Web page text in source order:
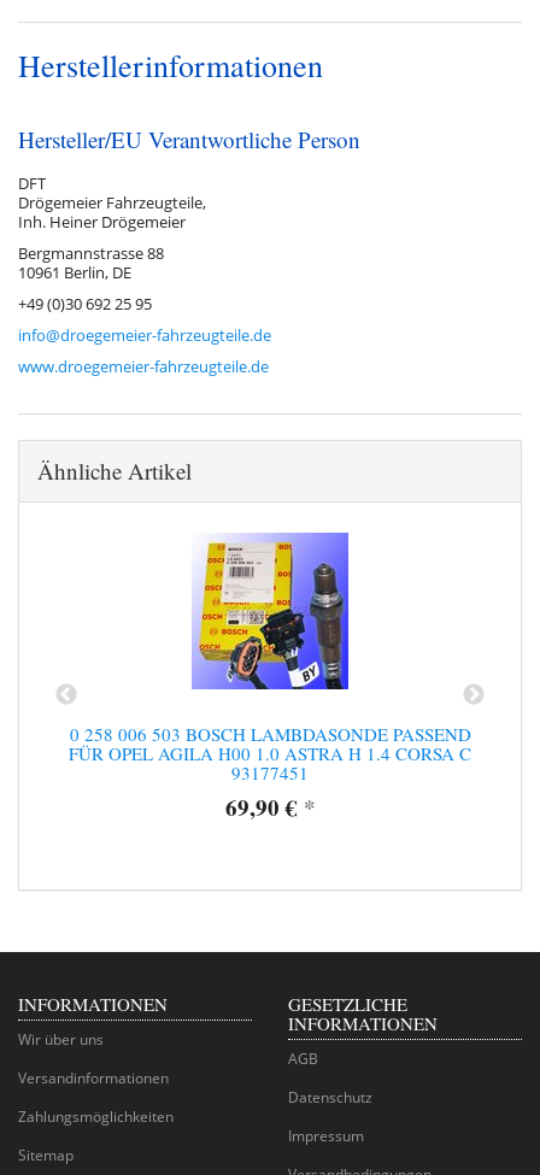
Herstellerinformationen
Hersteller/EU Verantwortliche Person
DFT
Drögemeier Fahrzeugteile,
Inh. Heiner Drögemeier
Bergmannstrasse 88
10961 Berlin, DE
+49 (0)30 692 25 95
info@droegemeier-fahrzeugteile.de
www.droegemeier-fahrzeugteile.de
Ähnliche Artikel
0 258 006 503 BOSCH LAMBDASONDE PASSEND
FÜR OPEL AGILA H00 1.0 ASTRA H 1.4 CORSA C
93177451
69,90 € *
INFORMATIONEN
Wir über uns
Versandinformationen
Zahlungsmöglichkeiten
Sitemap
GESETZLICHE
INFORMATIONEN
AGB
Datenschutz
Impressum